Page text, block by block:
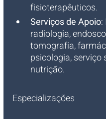
fisioterapêuticos.
Serviços de Apoio:
radiologia,
tomografia,
psicologia, serviço
nutrição.
Especializações